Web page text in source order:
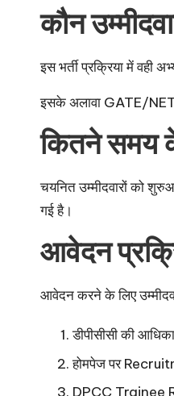
कौन
इस भर्ती प्रक्रिया में वही
इसके अलावा GATE/NET
कितने समय
चयनित उम्मीदवारों को
गई है।
आवेदन
आवेदन करने के लिए
डीपीसीसी की
होमपेज पर
DPCC Trainee